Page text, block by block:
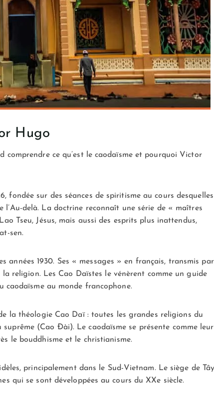
Hugo
comprendre ce qu’est le caodaïsme et pourquoi Victor
fondée sur des séances de spiritisme au cours desquelles
l’Au-delà. La doctrine reconnaît une série de « maîtres
Tseu, Jésus, mais aussi des esprits plus inattendus,
sen.
années 1930. Ses « messages » en français, transmis par
religion. Les Cao Daïstes le vénèrent comme un guide
caodaïsme au monde francophone.
la théologie Cao Daï : toutes les grandes religions du
(Cao Đài). Le caodaïsme se présente comme leur
le bouddhisme et le christianisme.
principalement dans le Sud-Vietnam. Le siège de Tây
qui se sont développées au cours du XXe siècle.